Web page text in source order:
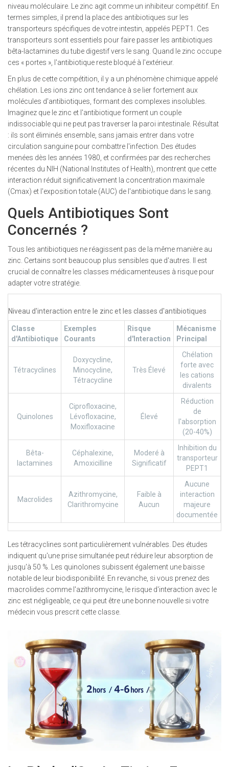
niveau moléculaire. Le zinc agit comme un inhibiteur compétitif. En
termes simples, il prend la place des antibiotiques sur les
transporteurs spécifiques de votre intestin, appelés PEPT1. Ces
transporteurs sont essentiels pour faire passer les antibiotiques
bêta-lactamines du tube digestif vers le sang. Quand le zinc occupe
ces « portes », l'antibiotique reste bloqué à l'extérieur.
En plus de cette compétition, il y a un phénomène chimique appelé
chélation. Les ions zinc ont tendance à se lier fortement aux
molécules d'antibiotiques, formant des complexes insolubles.
Imaginez que le zinc et l'antibiotique forment un couple
indissociable qui ne peut pas traverser la paroi intestinale. Résultat
: ils sont éliminés ensemble, sans jamais entrer dans votre
circulation sanguine pour combattre l'infection. Des études
menées dès les années 1980, et confirmées par des recherches
récentes du NIH (National Institutes of Health), montrent que cette
interaction réduit significativement la concentration maximale
(Cmax) et l'exposition totale (AUC) de l'antibiotique dans le sang.
Quels Antibiotiques Sont
Concernés ?
Tous les antibiotiques ne réagissent pas de la même manière au
zinc. Certains sont beaucoup plus sensibles que d'autres. Il est
crucial de connaître les classes médicamenteuses à risque pour
adapter votre stratégie.
Niveau d'interaction entre le zinc et les classes d'antibiotiques
Classe
d'Antibiotique
Exemples
Courants
Risque
d'Interaction
Mécanisme
Principal
Tétracyclines
Doxycycline,
Minocycline,
Tétracycline
Très Élevé
Chélation
forte avec
les cations
divalents
Quinolones
Ciprofloxacine,
Lévofloxacine,
Moxifloxacine
Élevé
Réduction
de
l'absorption
(20-40%)
Bêta-
lactamines
Céphalexine,
Amoxicilline
Moderé à
Significatif
Inhibition du
transporteur
PEPT1
Macrolides
Azithromycine,
Clarithromycine
Faible à
Aucun
Aucune
interaction
majeure
documentée
Les tétracyclines sont particulièrement vulnérables. Des études
indiquent qu'une prise simultanée peut réduire leur absorption de
jusqu'à 50 %. Les quinolones subissent également une baisse
notable de leur biodisponibilité. En revanche, si vous prenez des
macrolides comme l'azithromycine, le risque d'interaction avec le
zinc est négligeable, ce qui peut être une bonne nouvelle si votre
médecin vous prescrit cette classe.